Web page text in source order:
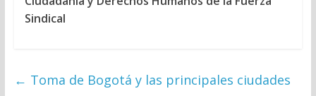
Sindical
← Toma de Bogotá y las principales ciudades